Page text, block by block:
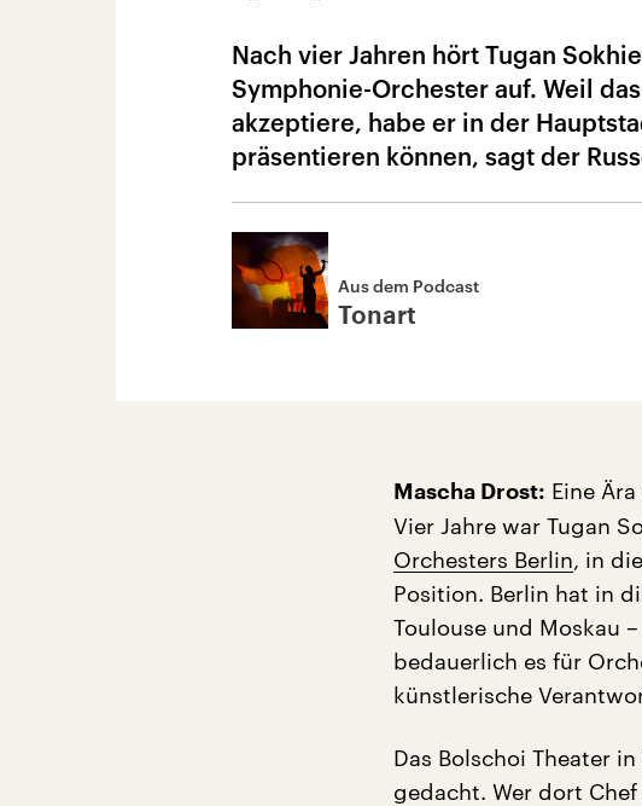
Nach vier Jahren hört Tugan
Symphonie-Orchester auf. Weil
akzeptiere, habe er in der
präsentieren können, sagt der
Aus dem Podcast
Tonart
Mascha Drost: Eine
Vier Jahre war Tugan
Orchesters Berlin, in
Position. Berlin hat in
Toulouse und Moskau
bedauerlich es für
künstlerische
Das Bolschoi Theater
gedacht. Wer dort